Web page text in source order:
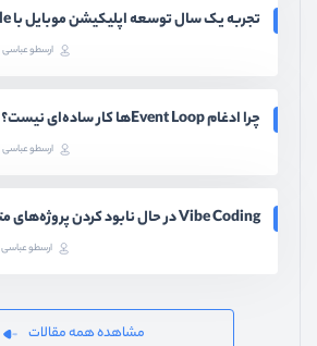
تجربه یک سال توسعه اپلیکیشن موبایل با GoMobile
ارسطو عباسی
چرا ادغام Event Loopها کار ساده‌ای نیست؟
ارسطو عباسی
Vibe Coding در حال نابود کردن پروژه‌های متن‌باز است
ارسطو عباسی
مشاهده همه مقالات